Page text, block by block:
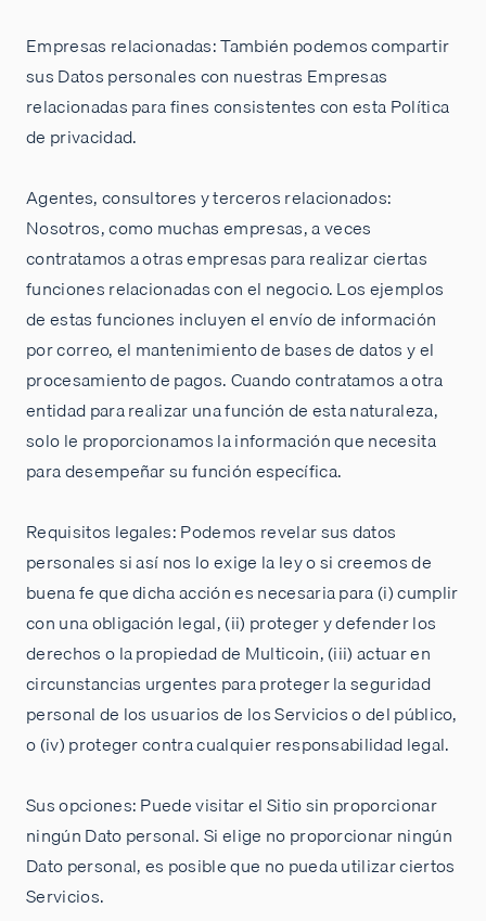
Empresas relacionadas: También podemos compartir
sus Datos personales con nuestras Empresas
relacionadas para fines consistentes con esta Política
de privacidad.
Agentes, consultores y terceros relacionados:
Nosotros, como muchas empresas, a veces
contratamos a otras empresas para realizar ciertas
funciones relacionadas con el negocio. Los ejemplos
de estas funciones incluyen el envío de información
por correo, el mantenimiento de bases de datos y el
procesamiento de pagos. Cuando contratamos a otra
entidad para realizar una función de esta naturaleza,
solo le proporcionamos la información que necesita
para desempeñar su función específica.
Requisitos legales: Podemos revelar sus datos
personales si así nos lo exige la ley o si creemos de
buena fe que dicha acción es necesaria para (i) cumplir
con una obligación legal, (ii) proteger y defender los
derechos o la propiedad de Multicoin, (iii) actuar en
circunstancias urgentes para proteger la seguridad
personal de los usuarios de los Servicios o del público,
o (iv) proteger contra cualquier responsabilidad legal.
Sus opciones: Puede visitar el Sitio sin proporcionar
ningún Dato personal. Si elige no proporcionar ningún
Dato personal, es posible que no pueda utilizar ciertos
Servicios.